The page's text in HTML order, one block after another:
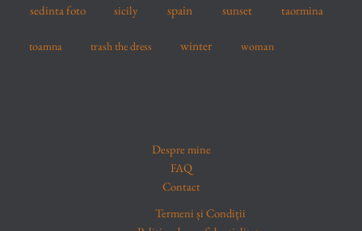
sedinta foto sicily spain sunset taormina
toamna trash the dress winter woman
Despre mine
FAQ
Contact
Termeni și Condiții